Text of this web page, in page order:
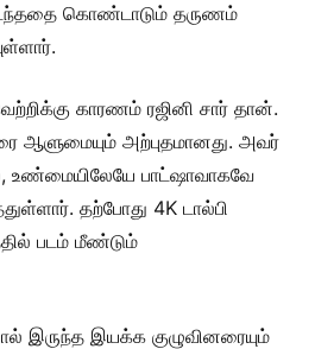
கொண்டாடும் தருணம்
காரணம் ரஜினி சார் தான்.
ஆளுமையும் அற்புதமானது. அவர்
உண்மையிலேயே பாட்ஷாவாகவே
தற்போது 4K டால்பி
படம் மீண்டும்
இருந்த இயக்க குழுவினரையும்